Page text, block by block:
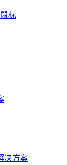
标
决方案